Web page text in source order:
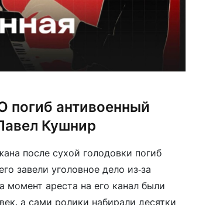
погиб антивоенный
Кушнир
после сухой голодовки погиб
завели уголовное дело из-за
момент ареста на его канал были
а сами ролики набирали десятки